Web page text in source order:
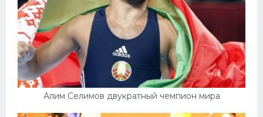
Алим Селимов двукратный чемпион мира